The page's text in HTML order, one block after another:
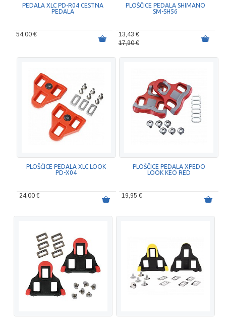
PEDALA XLC PD-R04 CESTNA
PEDALA
54,00 €
PLOŠČICE PEDALA SHIMANO
SM-SH56
13,43 €
17,90 €
PLOŠČICE PEDALA XLC LOOK
PD-X04
24,00 €
PLOŠČICE PEDALA XPEDO
LOOK KEO RED
19,95 €